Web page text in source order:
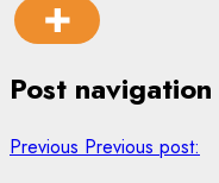
Post navigation
Previous Previous post: